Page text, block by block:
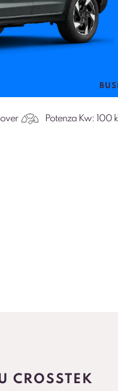
Potenza Kw: 100
CROSSTEK